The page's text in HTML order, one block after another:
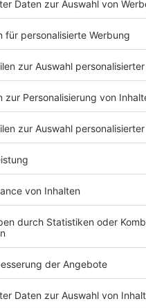
Serie spielt in einer Welt, in
Zu sehen auf: Amazon Prime
Anzeige